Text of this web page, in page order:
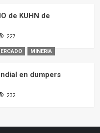
de KUHN de
227
MINERIA
en dumpers
232